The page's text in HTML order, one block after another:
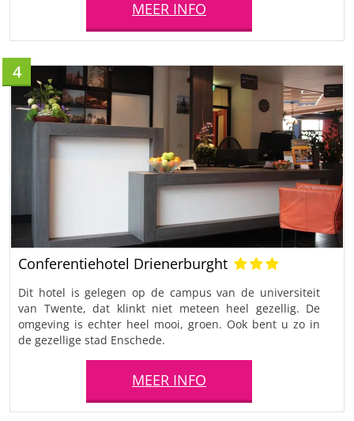
MEER INFO
4
Conferentiehotel Drienerburght
Dit hotel is gelegen op de campus van de universiteit
van Twente, dat klinkt niet meteen heel gezellig. De
omgeving is echter heel mooi, groen. Ook bent u zo in
de gezellige stad Enschede.
MEER INFO